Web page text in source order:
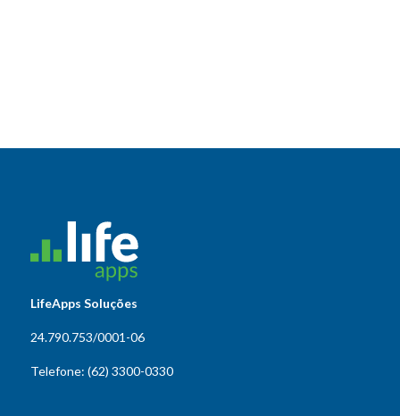
LifeApps Soluções
24.790.753/0001-06
Telefone: (62) 3300-0330